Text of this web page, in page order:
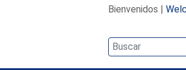
Bienvenidos |